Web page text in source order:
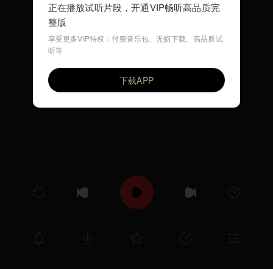
春の歌（メンデルスゾーン）
エヴァ・ポブウォツカ（ピアノ）
正在播放试听片段，开通VIP畅听高品质完
整版
享受更多VIP特权：付费音乐包、无损下载、高品质试
听等
下载APP